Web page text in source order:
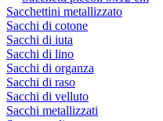
Sacchettini metallizzato
Sacchi di cotone
Sacchi di iuta
Sacchi di lino
Sacchi di organza
Sacchi di raso
Sacchi di velluto
Sacchi metallizzati